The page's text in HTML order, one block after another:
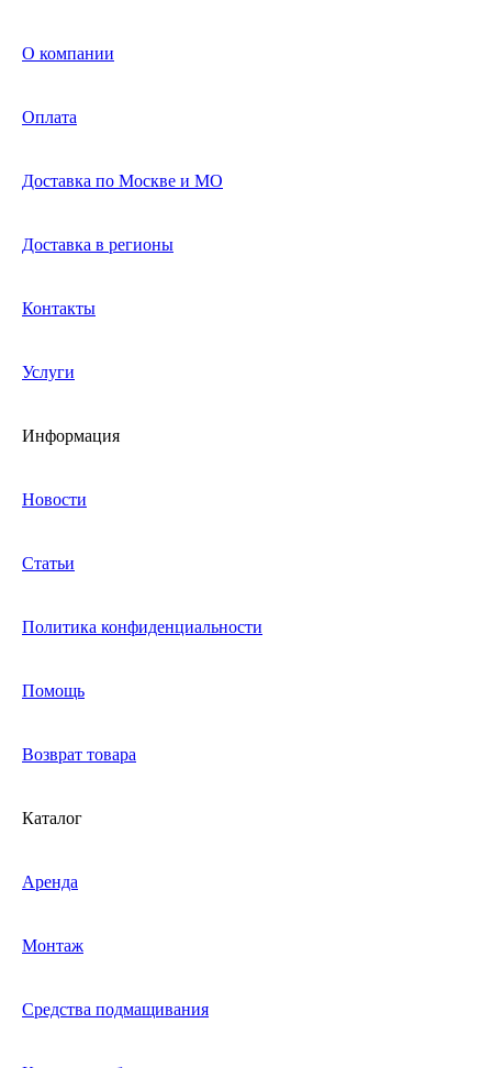
О компании
Оплата
Доставка по Москве и МО
Доставка в регионы
Контакты
Услуги
Информация
Новости
Статьи
Политика конфиденциальности
Помощь
Возврат товара
Каталог
Аренда
Монтаж
Средства подмащивания